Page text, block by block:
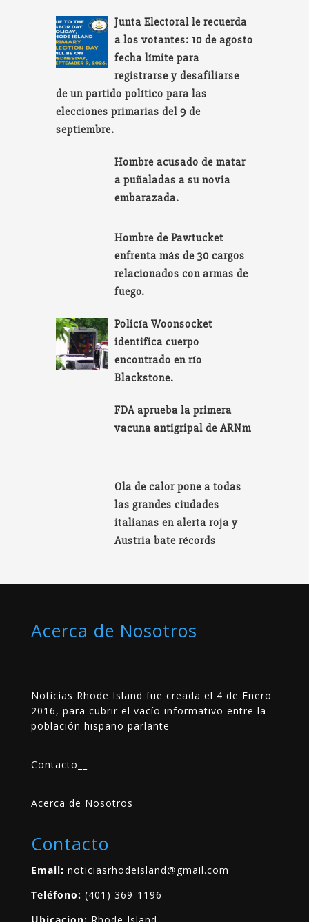
Junta Electoral le recuerda
a los votantes: 10 de agosto
fecha límite para
registrarse y desafiliarse
de un partido político para las
elecciones primarias del 9 de
septiembre.
Hombre acusado de matar
a puñaladas a su novia
embarazada.
Hombre de Pawtucket
enfrenta más de 30 cargos
relacionados con armas de
fuego.
Policía Woonsocket
identifica cuerpo
encontrado en río
Blackstone.
FDA aprueba la primera
vacuna antigripal de ARNm
Ola de calor pone a todas
las grandes ciudades
italianas en alerta roja y
Austria bate récords
Acerca de Nosotros
Noticias Rhode Island fue creada el 4 de Enero
2016, para cubrir el vacío informativo entre la
población hispano parlante
Contacto
Acerca de Nosotros
Contacto
Email: noticiasrhodeisland@gmail.com
Teléfono: (401) 369-1196